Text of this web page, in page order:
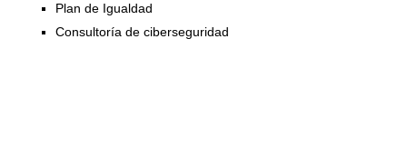
Plan de Igualdad
Consultoría de ciberseguridad